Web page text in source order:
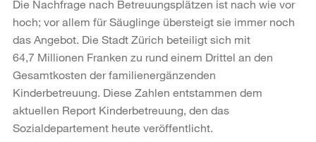
Die Nachfrage nach Betreuungsplätzen ist nach wie vor
hoch; vor allem für Säuglinge übersteigt sie immer noch
das Angebot. Die Stadt Zürich beteiligt sich mit
64,7 Millionen Franken zu rund einem Drittel an den
Gesamtkosten der familienergänzenden
Kinderbetreuung. Diese Zahlen entstammen dem
aktuellen Report Kinderbetreuung, den das
Sozialdepartement heute veröffentlicht.